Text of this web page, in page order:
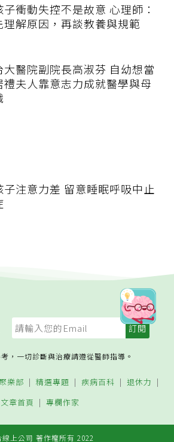
子衝動失控不是故意 心理師：
理解原因，再談教養與規範
大醫院副院長高淑芬 自幼想當
禮夫人靠意志力成就醫學與母
子注意力差 留意睡眠呼吸中止
，一切診斷與治療請遵從醫師指導。
樂部 精選專題 疾病百科
退休力
文章首頁
專欄作家
線上公司 著作權所有 2022